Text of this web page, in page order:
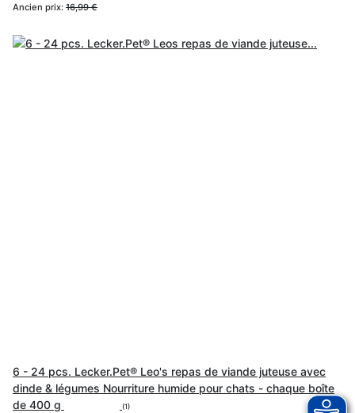
Ancien prix: 16,99 €
6 - 24 pcs. Lecker.Pet® Leo's repas de viande juteuse avec
dinde & légumes Nourriture humide pour chats - chaque boîte
de 400 g
(1)